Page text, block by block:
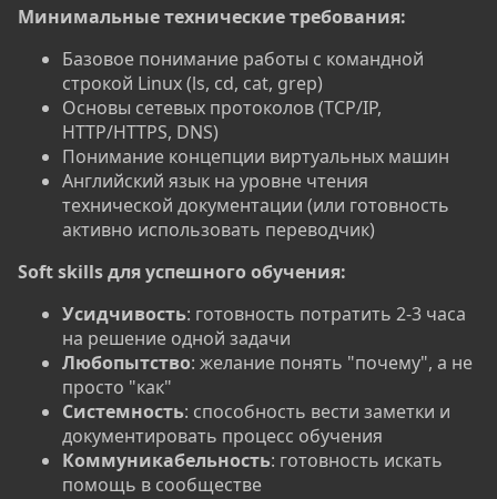
Минимальные технические требования:​
Базовое понимание работы с командной
строкой Linux (ls, cd, cat, grep)
Основы сетевых протоколов (TCP/IP,
HTTP/HTTPS, DNS)
Понимание концепции виртуальных машин
Английский язык на уровне чтения
технической документации (или готовность
активно использовать переводчик)
Soft skills для успешного обучения:​
Усидчивость: готовность потратить 2-3 часа
на решение одной задачи
Любопытство: желание понять "почему", а не
просто "как"
Системность: способность вести заметки и
документировать процесс обучения
Коммуникабельность: готовность искать
помощь в сообществе